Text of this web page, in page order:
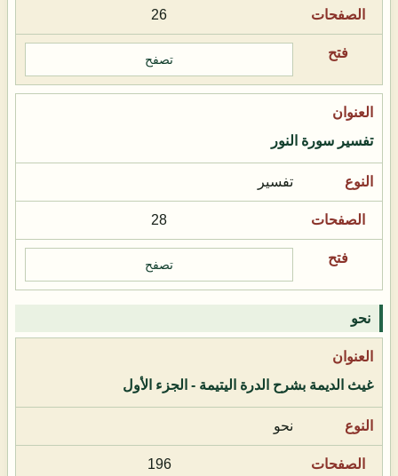
26
تصفح
تفسير سورة النور
تفسير
28
تصفح
نحو
غيث الديمة بشرح الدرة اليتيمة - الجزء الأول
نحو
196